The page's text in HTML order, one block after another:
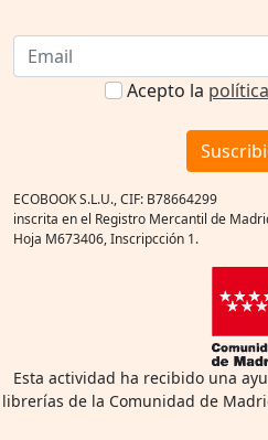
Acepto la
ECOBOOK S.L.U., CIF: B78664299
inscrita en el Registro Mercantil de
Hoja M673406, Inscripcción 1.
Esta actividad ha recibido una
librerías de la Comunidad de